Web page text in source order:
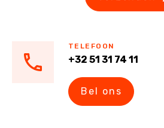
TELEFOON
+32 51 31 74 11
Bel ons